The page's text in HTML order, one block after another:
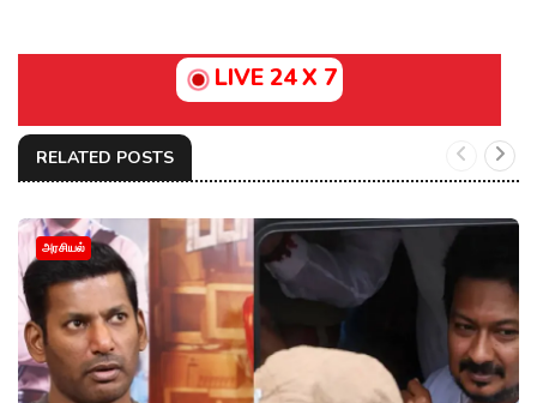
LIVE 24 X 7
RELATED POSTS
அரசியல்